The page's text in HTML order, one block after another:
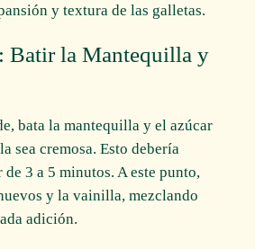
y textura de las galletas.
Batir la Mantequilla y
bata la mantequilla y el azúcar
sea cremosa. Esto debería
3 a 5 minutos. A este punto,
y la vainilla, mezclando
adición.